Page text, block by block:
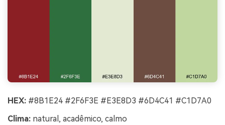
HEX: #8B1E24 #2F6F3E #E3E8D3 #6D4C41 #C1D7A0
Clima: natural, acadêmico, calmo